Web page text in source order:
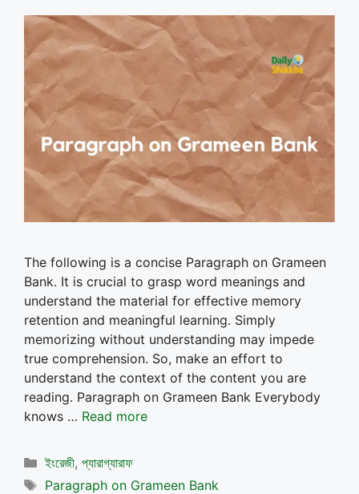
The following is a concise Paragraph on Grameen
Bank. It is crucial to grasp word meanings and
understand the material for effective memory
retention and meaningful learning. Simply
memorizing without understanding may impede
true comprehension. So, make an effort to
understand the context of the content you are
reading. Paragraph on Grameen Bank Everybody
knows … Read more
Categories
ইংরেজী, প্যারাগ্যারাফ
Tags
Paragraph on Grameen Bank